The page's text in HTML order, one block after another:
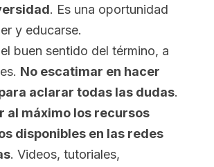
. Es una oportunidad
y educarse.
buen sentido del término, a
No escatimar en hacer
aclarar todas las dudas.
al máximo los recursos
disponibles en las redes
. Videos, tutoriales,